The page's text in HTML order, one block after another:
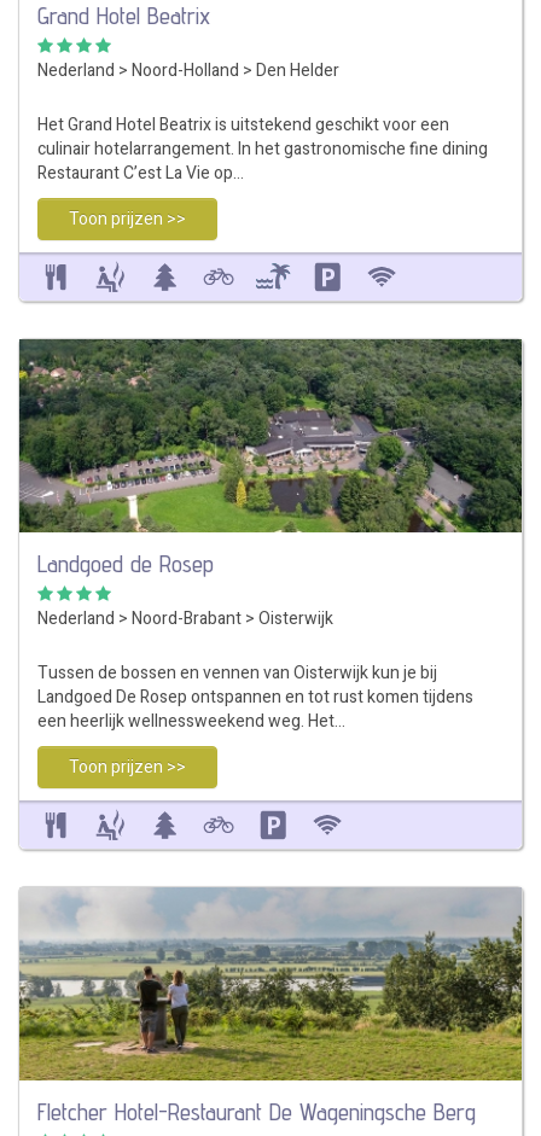
Grand Hotel Beatrix
Nederland >Noord-Holland >Den Helder
Het Grand Hotel Beatrix is uitstekend geschikt voor een
culinair hotelarrangement. In het gastronomische fine dining
Restaurant C’est La Vie op…
Toon prijzen >>
Landgoed de Rosep
Nederland >Noord-Brabant>Oisterwijk
Tussen de bossen en vennen van Oisterwijk kun je bij
Landgoed De Rosep ontspannen en tot rust komen tijdens
een heerlijk wellnessweekend weg. Het…
Toon prijzen >>
Fletcher Hotel-Restaurant De Wageningsche Berg